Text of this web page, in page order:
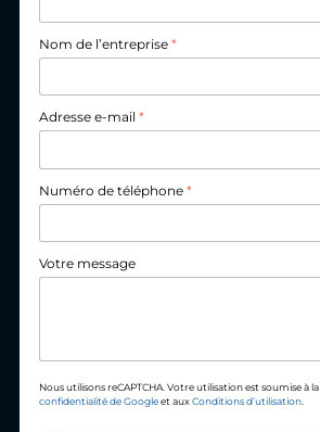
Nom de l’entreprise *
Adresse e-mail *
Numéro de téléphone *
Votre message
Nous utilisons reCAPTCHA. Votre utilisation est soumise à la
confidentialité de Googleet auxConditions d’utilisation.